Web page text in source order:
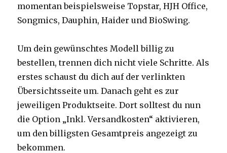
momentan beispielsweise Topstar, HJH Office,
Songmics, Dauphin, Haider und BioSwing.
Um dein gewünschtes Modell billig zu
bestellen, trennen dich nicht viele Schritte. Als
erstes schaust du dich auf der verlinkten
Übersichtsseite um. Danach geht es zur
jeweiligen Produktseite. Dort solltest du nun
die Option „Inkl. Versandkosten“ aktivieren,
um den billigsten Gesamtpreis angezeigt zu
bekommen.